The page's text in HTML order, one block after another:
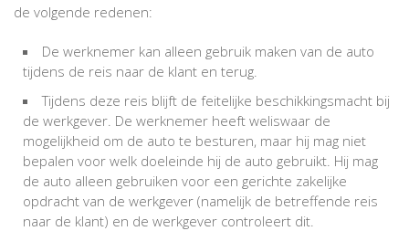
de volgende redenen:
De werknemer kan alleen gebruik maken van de auto
tijdens de reis naar de klant en terug.
Tijdens deze reis blijft de feitelijke beschikkingsmacht bij
de werkgever. De werknemer heeft weliswaar de
mogelijkheid om de auto te besturen, maar hij mag niet
bepalen voor welk doeleinde hij de auto gebruikt. Hij mag
de auto alleen gebruiken voor een gerichte zakelijke
opdracht van de werkgever (namelijk de betreffende reis
naar de klant) en de werkgever controleert dit.